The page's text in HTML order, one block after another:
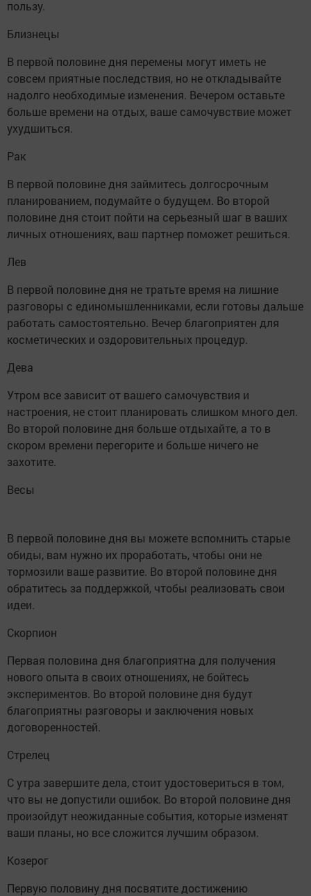
пользу.
Близнецы
В первой половине дня перемены могут иметь не
совсем приятные последствия, но не откладывайте
надолго необходимые изменения. Вечером оставьте
больше времени на отдых, ваше самочувствие может
ухудшиться.
Рак
В первой половине дня займитесь долгосрочным
планированием, подумайте о будущем. Во второй
половине дня стоит пойти на серьезный шаг в ваших
личных отношениях, ваш партнер поможет решиться.
Лев
В первой половине дня не тратьте время на лишние
разговоры с единомышленниками, если готовы дальше
работать самостоятельно. Вечер благоприятен для
косметических и оздоровительных процедур.
Дева
Утром все зависит от вашего самочувствия и
настроения, не стоит планировать слишком много дел.
Во второй половине дня больше отдыхайте, а то в
скором времени перегорите и больше ничего не
захотите.
Весы
В первой половине дня вы можете вспомнить старые
обиды, вам нужно их проработать, чтобы они не
тормозили ваше развитие. Во второй половине дня
обратитесь за поддержкой, чтобы реализовать свои
идеи.
Скорпион
Первая половина дня благоприятна для получения
нового опыта в своих отношениях, не бойтесь
экспериментов. Во второй половине дня будут
благоприятны разговоры и заключения новых
договоренностей.
Стрелец
С утра завершите дела, стоит удостовериться в том,
что вы не допустили ошибок. Во второй половине дня
произойдут неожиданные события, которые изменят
ваши планы, но все сложится лучшим образом.
Козерог
Первую половину дня посвятите достижению